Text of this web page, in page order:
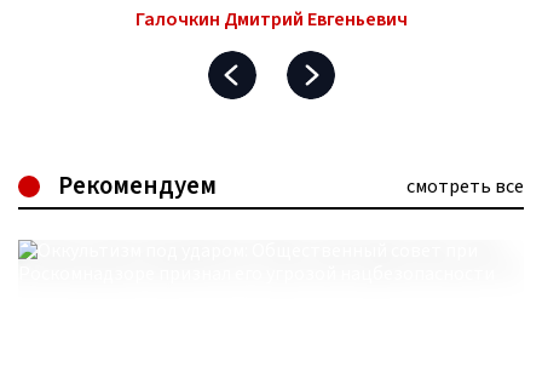
Галочкин Дмитрий Евгеньевич
Рекомендуем смотреть все